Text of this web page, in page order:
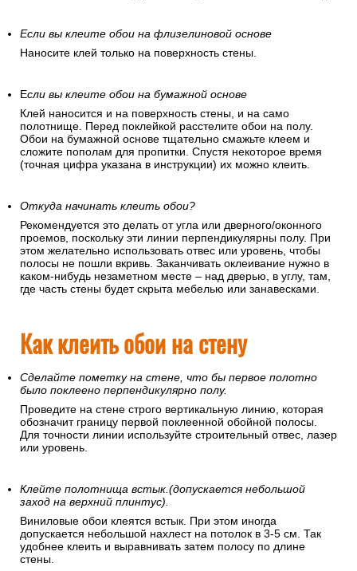
Если вы клеите обои на флизелиновой основе
Наносите клей только на поверхность стены.
Если вы клеите обои на бумажной основе
Клей наносится и на поверхность стены, и на само
полотнище. Перед поклейкой расстелите обои на полу.
Обои на бумажной основе тщательно смажьте клеем и
сложите пополам для пропитки. Спустя некоторое время
(точная цифра указана в инструкции) их можно клеить.
Откуда начинать клеить обои?
Рекомендуется это делать от угла или дверного/оконного
проемов, поскольку эти линии перпендикулярны полу. При
этом желательно использовать отвес или уровень, чтобы
полосы не пошли вкривь. Заканчивать оклеивание нужно в
каком-нибудь незаметном месте – над дверью, в углу, там,
где часть стены будет скрыта мебелью или занавесками.
Как клеить обои на стену
Сделайте пометку на стене, что бы первое полотно
было поклеено перпендикулярно полу.
Проведите на стене строго вертикальную линию, которая
обозначит границу первой поклеенной обойной полосы.
Для точности линии используйте строительный отвес, лазер
или уровень.
Клейте полотнища встык.(допускается небольшой
заход на верхний плинтус).
Виниловые обои клеятся встык. При этом иногда
допускается небольшой нахлест на потолок в 3-5 см. Так
удобнее клеить и выравнивать затем полосу по длине
стены.